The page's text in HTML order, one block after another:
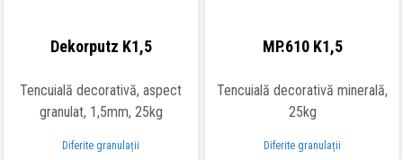
Dekorputz K1,5
Tencuială decorativă, aspect
granulat, 1,5mm, 25kg
Diferite granulații
MP.610 K1,5
Tencuială decorativă minerală,
25kg
Diferite granulații